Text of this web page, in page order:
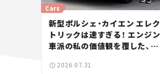
Cars
新型ポルシェ・カイエン エレク
トリックは速すぎる！ エンジン
車派の私の価値観を覆した、新
2026.07.31